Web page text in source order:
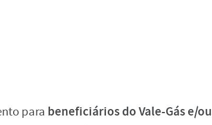
para beneficiários do Vale-Gás e/ou